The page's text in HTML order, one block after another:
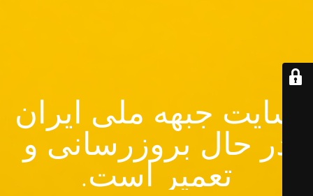
سایت جبهه ملی ایران
در حال بروزرسانی و
تعمیر است.